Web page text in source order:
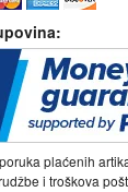
plaćenih
i troškova